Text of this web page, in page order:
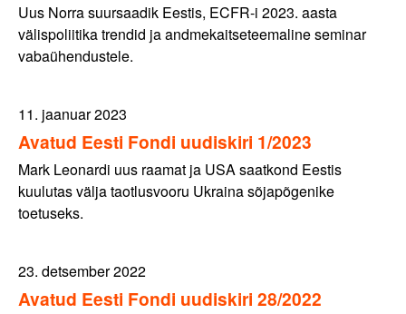
Uus Norra suursaadik Eestis, ECFR-i 2023. aasta
välispoliitika trendid ja andmekaitseteemaline seminar
vabaühendustele.
11. jaanuar 2023
Avatud Eesti Fondi uudiskiri 1/2023
Mark Leonardi uus raamat ja USA saatkond Eestis
kuulutas välja taotlusvooru Ukraina sõjapõgenike
toetuseks.
23. detsember 2022
Avatud Eesti Fondi uudiskiri 28/2022